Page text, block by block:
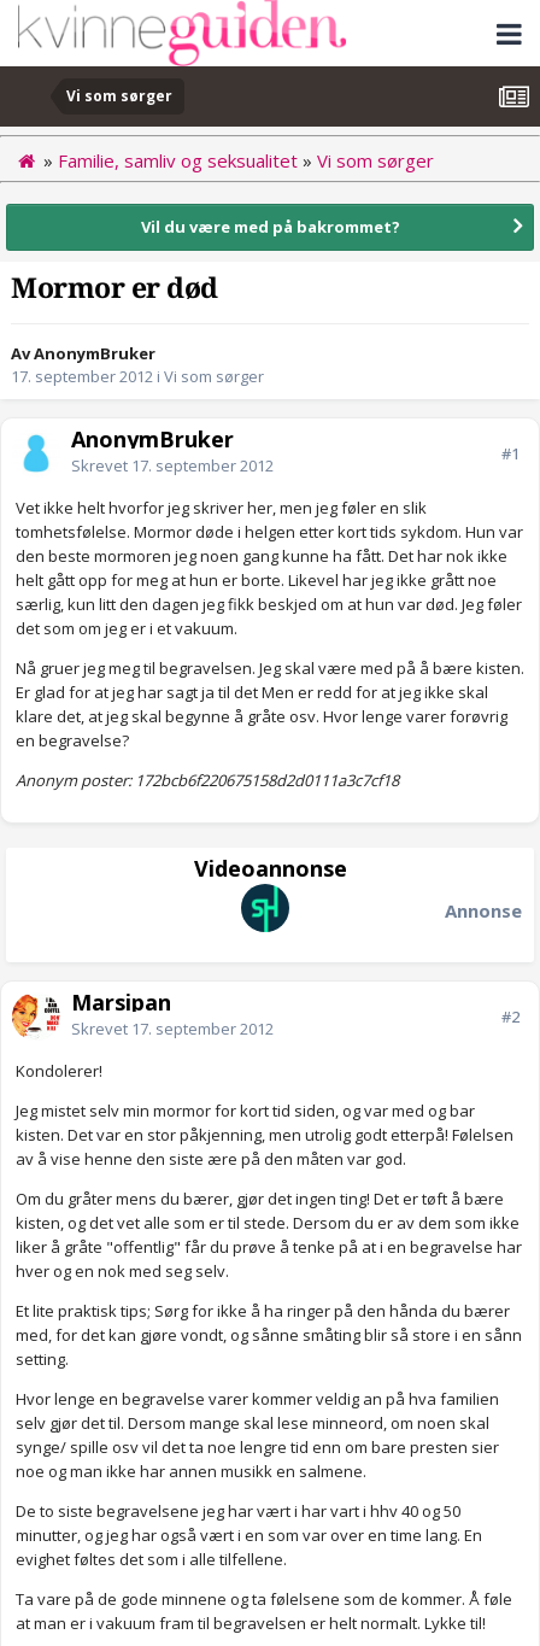
Vi som sørger
» Familie, samliv og seksualitet » Vi som sørger
Vil du være med på bakrommet?
Mormor er død
Av AnonymBruker
17. september 2012 i Vi som sørger
AnonymBruker
Skrevet 17. september 2012
#1
Vet ikke helt hvorfor jeg skriver her, men jeg føler en slik
tomhetsfølelse. Mormor døde i helgen etter kort tids sykdom. Hun var
den beste mormoren jeg noen gang kunne ha fått. Det har nok ikke
helt gått opp for meg at hun er borte. Likevel har jeg ikke grått noe
særlig, kun litt den dagen jeg fikk beskjed om at hun var død. Jeg føler
det som om jeg er i et vakuum.
Nå gruer jeg meg til begravelsen. Jeg skal være med på å bære kisten.
Er glad for at jeg har sagt ja til det Men er redd for at jeg ikke skal
klare det, at jeg skal begynne å gråte osv. Hvor lenge varer forøvrig
en begravelse?
Anonym poster: 172bcb6f220675158d2d0111a3c7cf18
Videoannonse
Annonse
Marsipan
Skrevet 17. september 2012
#2
Kondolerer!
Jeg mistet selv min mormor for kort tid siden, og var med og bar
kisten. Det var en stor påkjenning, men utrolig godt etterpå! Følelsen
av å vise henne den siste ære på den måten var god.
Om du gråter mens du bærer, gjør det ingen ting! Det er tøft å bære
kisten, og det vet alle som er til stede. Dersom du er av dem som ikke
liker å gråte "offentlig" får du prøve å tenke på at i en begravelse har
hver og en nok med seg selv.
Et lite praktisk tips; Sørg for ikke å ha ringer på den hånda du bærer
med, for det kan gjøre vondt, og sånne småting blir så store i en sånn
setting.
Hvor lenge en begravelse varer kommer veldig an på hva familien
selv gjør det til. Dersom mange skal lese minneord, om noen skal
synge/ spille osv vil det ta noe lengre tid enn om bare presten sier
noe og man ikke har annen musikk en salmene.
De to siste begravelsene jeg har vært i har vart i hhv 40 og 50
minutter, og jeg har også vært i en som var over en time lang. En
evighet føltes det som i alle tilfellene.
Ta vare på de gode minnene og ta følelsene som de kommer. Å føle
at man er i vakuum fram til begravelsen er helt normalt. Lykke til!